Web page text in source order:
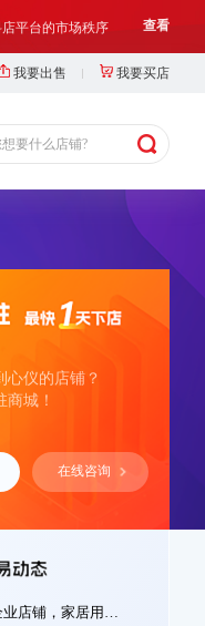
合规经营和管理 查看
我要出售 我要买店
要什么店铺?
心仪的店铺？
商城！
在线咨询
以¥2800.00
以¥111500.00
以¥1500.00